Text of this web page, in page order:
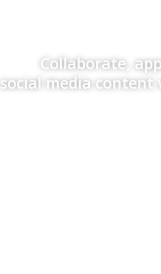
Collaborate,
social media